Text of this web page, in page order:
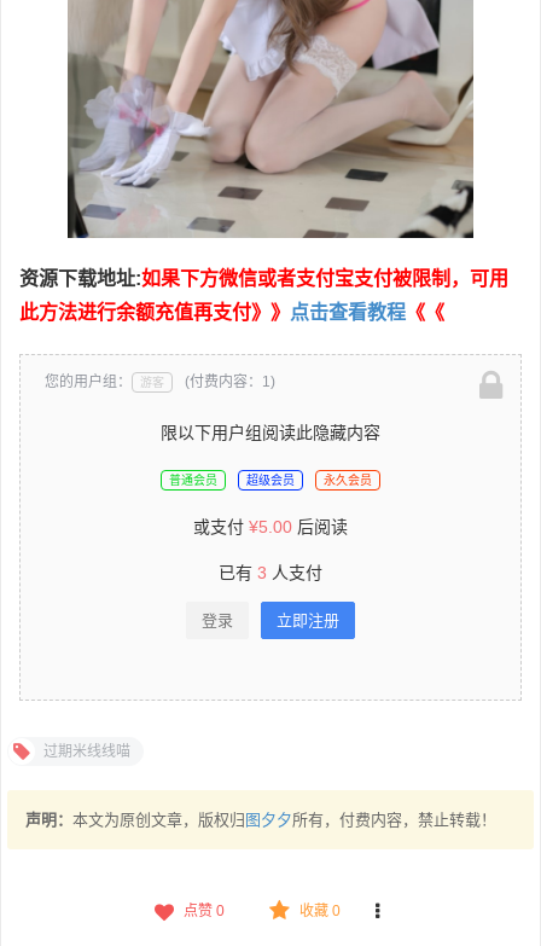
资源下载地址:如果下方微信或者支付宝支付被限制，可用
此方法进行余额充值再支付》》 点击查看教程 《《
您的用户组： 游客 (付费内容：1)
限以下用户组阅读此隐藏内容
普通会员 超级会员 永久会员
或支付 ¥5.00 后阅读
已有 3 人支付
登录 立即注册
过期米线线喵
声明： 本文为原创文章，版权归 图夕夕所有，付费内容，禁止转载！
点赞 0 收藏 0